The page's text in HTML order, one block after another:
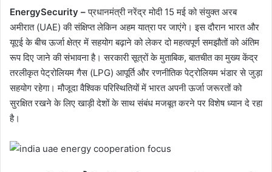
EnergySecurity –प्रधानमंत्री नरेंद्र मोदी 15 मई को संयुक्त अरब
अमीरात (UAE) की संक्षिप्त लेकिन अहम यात्रा पर जाएंगे। इस दौरान भारत और
यूएई के बीच ऊर्जा क्षेत्र में सहयोग बढ़ाने को लेकर दो महत्वपूर्ण समझौतों को अंतिम
रूप दिए जाने की संभावना है। सरकारी सूत्रों के मुताबिक, बातचीत का मुख्य केंद्र
तरलीकृत पेट्रोलियम गैस (LPG) आपूर्ति और रणनीतिक पेट्रोलियम भंडार से जुड़ा
सहयोग रहेगा। मौजूदा वैश्विक परिस्थितियों में भारत अपनी ऊर्जा जरूरतों को
सुरक्षित रखने के लिए खाड़ी देशों के साथ संबंध मजबूत करने पर विशेष ध्यान दे रहा
है।